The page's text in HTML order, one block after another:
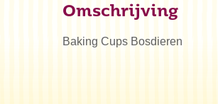
Omschrijving
Baking Cups Bosdieren